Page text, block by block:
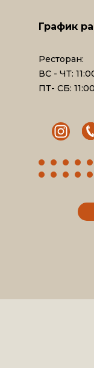
График
Ресторан:
ВС - ЧТ:
ПТ- СБ: